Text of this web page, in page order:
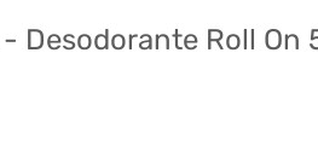
Desodorante Roll On